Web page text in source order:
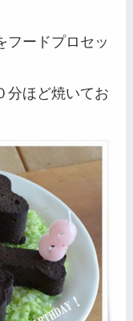
フードプロセッ
分ほど焼いてお